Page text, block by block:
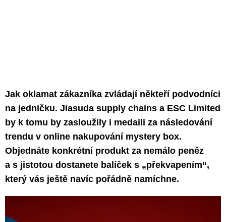
Jak oklamat zákazníka zvládají někteří podvodníci
na jedničku. Jiasuda supply chains a ESC Limited
by k tomu by zasloužily i medaili za následování
trendu v online nakupování mystery box.
Objednáte konkrétní produkt za nemálo peněz
a s jistotou dostanete balíček s „překvapením“,
který vás ještě navíc pořádně namíchne.